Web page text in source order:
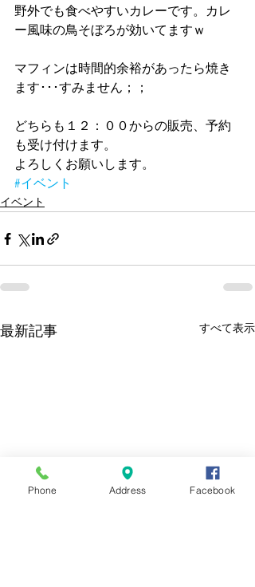
野外でも食べやすいカレーです。カレ
ー風味の鳥そぼろが効いてますｗ
マフィンは時間的余裕があったら焼き
ます･･･すみません；；
どちらも１２：００からの販売、予約
も受け付けます。
よろしくお願いします。
#イベント
イベント
最新記事 すべて表示
Phone Address Facebook